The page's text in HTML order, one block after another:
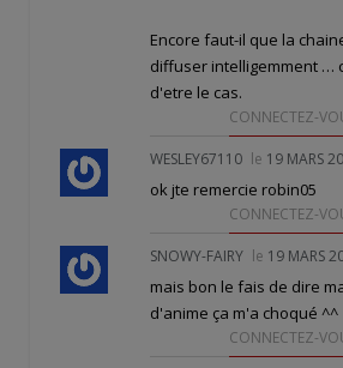
Encore faut-il que la
diffuser intelligemment …
d'etre le cas.
CONNECTEZ-
WESLEY67110 le 19 MARS
ok jte remercie robin05
CONNECTEZ-
SNOWY-FAIRY le 19 MARS
mais bon le fais de dire
d'anime ça m'a choqué ^^
CONNECTEZ-